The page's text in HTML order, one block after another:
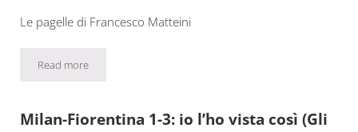
Le pagelle di Francesco Matteini
Read moreSpezia-Fiorentina 1-2: io l’ho vista così (Vittoria degli errori…
Milan-Fiorentina 1-3: io l’ho vista così (Gli